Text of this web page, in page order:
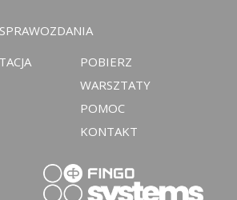
POBIERZ
WARSZTATY
POMOC
KONTAKT